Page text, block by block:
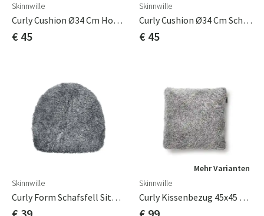
Skinnwille
Curly Cushion Ø34 Cm Holzkohle Grau Silber
€ 45
Skinnwille
Curly Cushion Ø34 Cm Schwarz
€ 45
Skinnwille
Curly Form Schafsfell Sitz 36 Cm Charcoal Grau
Mehr Varianten
Skinnwille
Curly Kissenbezug 45x45 Cm Anthrazitgrau